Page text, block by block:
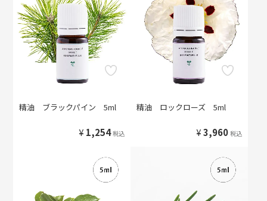
精油 ブラックパイン 5ml
¥ 1,254 税込
精油 ロックローズ 5ml
¥3,960 税込